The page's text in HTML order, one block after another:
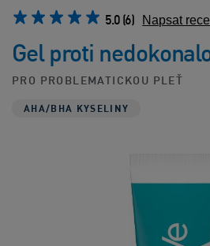
5.0 (6) Napsat
Gel proti
PRO PROBLEMATICKOU PLEŤ
AHA/BHA KYSELINY